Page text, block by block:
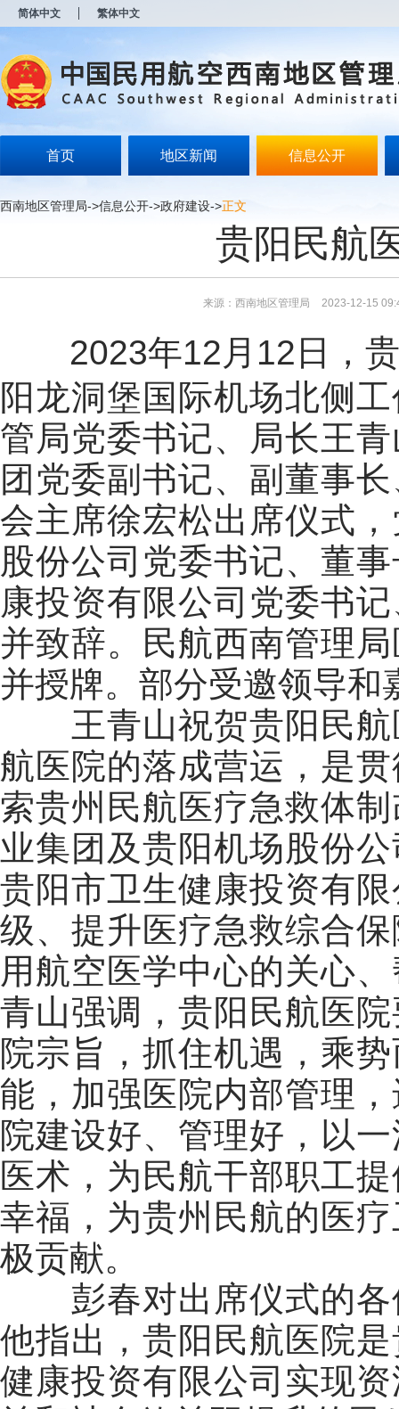
简体中文 繁体中文
首页 地区新闻 信息公开
西南地区管理局->信息公开->政府建设->正文
贵阳民航
来源：西南地区管理局 2023-12-15
2023年12月12日，
阳龙洞堡国际机场北侧
管局党委书记、局长王
团党委副书记、副董事
会主席徐宏松出席仪式
股份公司党委书记、董
康投资有限公司党委书
并致辞。民航西南管理
并授牌。部分受邀领导
王青山祝贺贵阳民
航医院的落成营运，是
索贵州民航医疗急救体
业集团及贵阳机场股份
贵阳市卫生健康投资有
级、提升医疗急救综合
用航空医学中心的关心
青山强调，贵阳民航医
院宗旨，抓住机遇，乘
能，加强医院内部管理
院建设好、管理好，以
医术，为民航干部职工
幸福，为贵州民航的医
极贡献。
彭春对出席仪式的
他指出，贵阳民航医院
健康投资有限公司 实现
开
无
障
说
按
Alt
键